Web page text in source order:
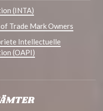
(INTA)
Trade Mark Owners
Intellectuelle
(OAPI)